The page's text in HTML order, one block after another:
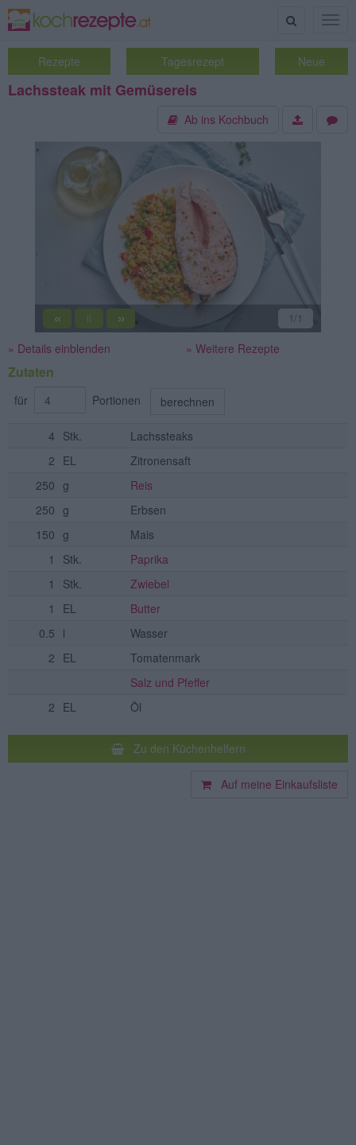
Suche
Rezepte Tagesrezept Neue
Lachssteak mit Gemüsereis
Ab ins Kochbuch
« || » 1/1
» Details einblenden » Weitere Rezepte
Zutaten
für Portionen berechnen
4 Stk.
Lachssteaks
2 EL
Zitronensaft
250 g
Reis
250 g
Erbsen
150 g
Mais
1
Stk.
Paprika
1
Stk.
Zwiebel
1
EL
Butter
0.5 l
Wasser
2 EL
Tomatenmark
Salz und Pfeffer
2 EL Öl
Zu den Küchenhelfern
Auf meine Einkaufsliste